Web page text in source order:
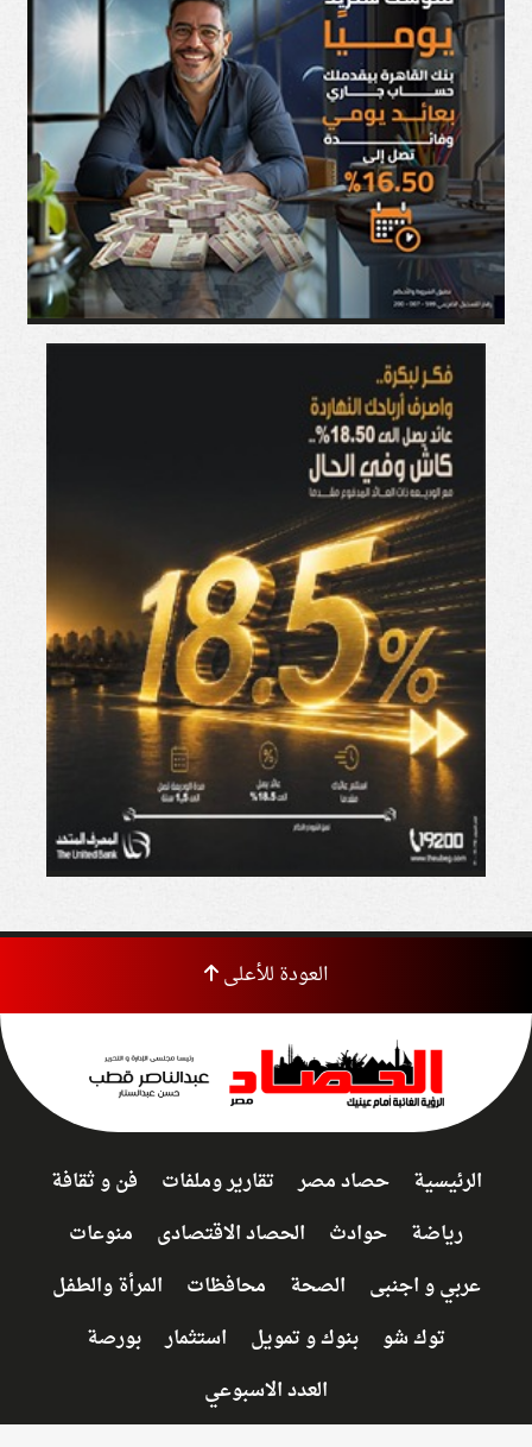
العودة للأعلى
الرئيسية حصاد مصر تقارير وملفات
فن و ثقافة
رياضة
حوادث الحصاد الاقتصادى
منوعات
عربي و اجنبى
الصحة محافظات
المرأة والطفل
توك شو
بنوك و تمويل استثمار
بورصة
العدد الاسبوعي